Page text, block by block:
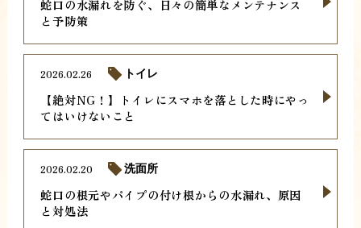
蛇口の水漏れを防ぐ、日々の簡単なメンテナンス
と予防策
【絶対NG！】トイレにスマホを落とした時にやっ
てはいけないこと
2026.02.26 トイレ
蛇口の根元やパイプの付け根からの水漏れ、原因
と対処法
2026.02.20 洗面所